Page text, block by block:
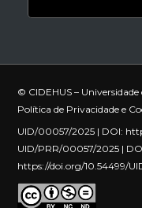
© CIDEHUS –
Política de Privacidade e
UID/00057/2025 | DOI:
UID/PRR/00057/2025 |
https://doi.org/10.54499/